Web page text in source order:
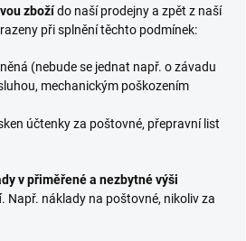
zbožído naší prodejny a zpět z naší
při splnění těchto podmínek:
(nebude se jednat např. o závadu
mechanickým poškozením
účtenky za poštovné, přepravní list
v přiměřené a nezbytné výši
. Např. náklady na poštovné, nikoliv za